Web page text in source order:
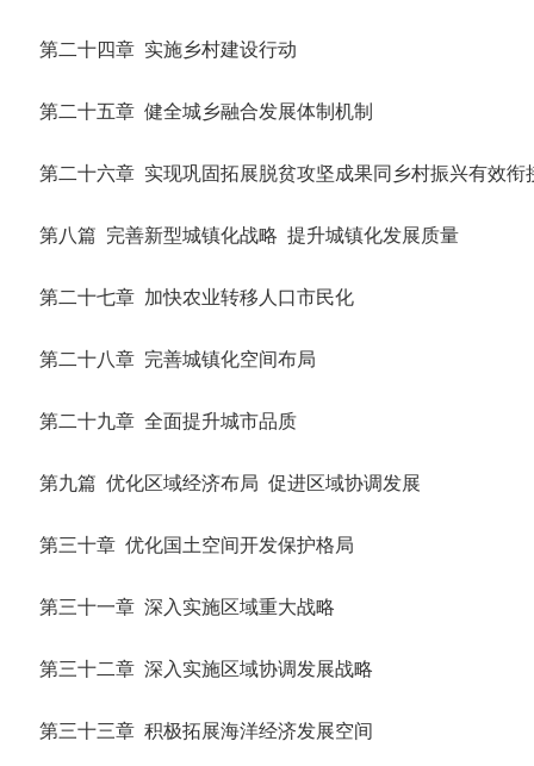
第二十四章 实施乡村建设行动
第二十五章 健全城乡融合发展体制机制
第二十六章 实现巩固拓展脱贫攻坚成果同乡村振兴有效衔
第八篇 完善新型城镇化战略 提升城镇化发展质量
第二十七章 加快农业转移人口市民化
第二十八章 完善城镇化空间布局
第二十九章 全面提升城市品质
第九篇 优化区域经济布局 促进区域协调发展
第三十章 优化国土空间开发保护格局
第三十一章 深入实施区域重大战略
第三十二章 深入实施区域协调发展战略
第三十三章 积极拓展海洋经济发展空间